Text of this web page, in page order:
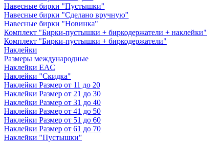
Навесные бирки "Пустышки"
Навесные бирки "Сделано вручную"
Навесные бирки "Новинка"
Комплект "Бирки-пустышки + биркодержатели + наклейки"
Комплект "Бирки-пустышки + биркодержатели"
Наклейки
Размеры международные
Наклейки EAC
Наклейки "Скидка"
Наклейки Размер от 11 до 20
Наклейки Размер от 21 до 30
Наклейки Размер от 31 до 40
Наклейки Размер от 41 до 50
Наклейки Размер от 51 до 60
Наклейки Размер от 61 до 70
Наклейки "Пустышки"